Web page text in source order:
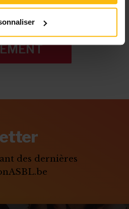
des dernières